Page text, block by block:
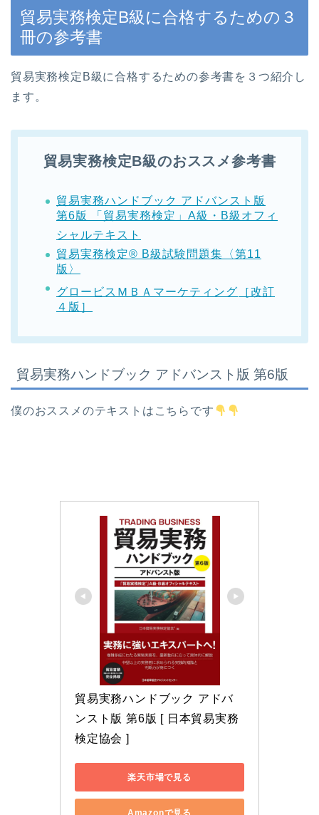
貿易実務検定B級に合格するための３
冊の参考書
貿易実務検定B級に合格するための参考書を３つ紹介し
ます。
貿易実務検定B級のおススメ参考書
貿易実務ハンドブック アドバンスト版
第6版 「貿易実務検定」A級・B級オフィ
シャルテキスト
貿易実務検定® B級試験問題集〈第11
版〉
グロービスＭＢＡマーケティング
［改訂
４版］
貿易実務ハンドブック アドバンスト版 第6版
僕のおススメのテキストはこちらです
貿易実務ハンドブック アドバ
ンスト版 第6版 [ 日本貿易実務
検定協会 ]
楽天市場で見る
Amazonで見る